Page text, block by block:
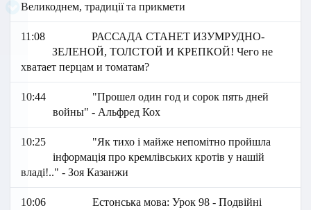
Великоднем, традиції та прикмети
11:08
РАССАДА СТАНЕТ ИЗУМРУДНО-
ЗЕЛЕНОЙ, ТОЛСТОЙ И КРЕПКОЙ! Чего не
хватает перцам и томатам?
10:44
"Прошел один год и сорок пять дней
войны" - Альфред Кох
10:25
"Як тихо і майже непомітно пройшла
інформація про кремлівських кротів у нашій
владі!.." - Зоя Казанжи
10:06
Естонська мова: Урок 98 - Подвійні